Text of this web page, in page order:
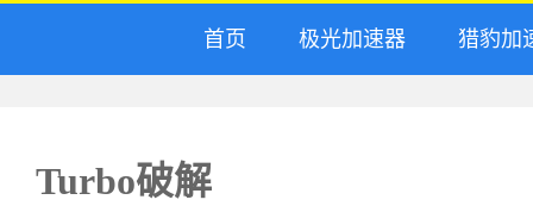
首页 极光加速器 猎豹加
Turbo破解